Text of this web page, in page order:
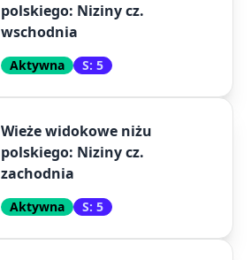
polskiego: Niziny cz.
wschodnia
Aktywna S: 5
Wieże widokowe niżu
polskiego: Niziny cz.
zachodnia
Aktywna S: 5